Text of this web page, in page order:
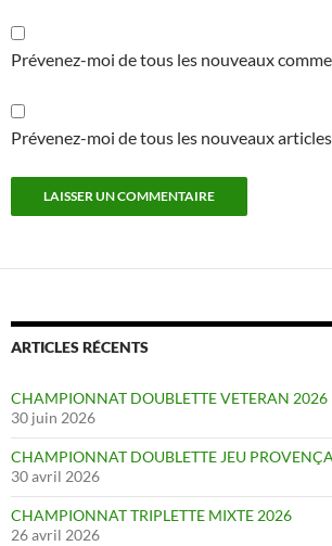
Prévenez-moi de tous les nouveaux
Prévenez-moi de tous les nouveaux
ARTICLES RÉCENTS
CHAMPIONNAT DOUBLETTE VETERAN 2026
30 juin 2026
CHAMPIONNAT DOUBLETTE JEU
30 avril 2026
CHAMPIONNAT TRIPLETTE MIXTE 2026
26 avril 2026